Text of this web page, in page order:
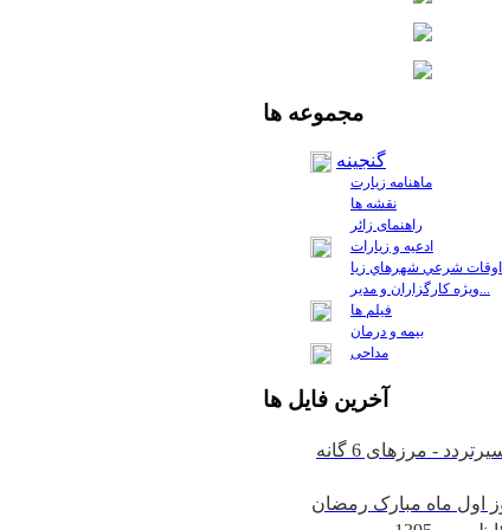
مجموعه ها
گنجینه
ماهنامه زیارت
نقشه ها
راهنمای زائر
ادعیه و زیارات
ويژه كارگزاران و مدير...
فيلم ها
بیمه و درمان
مداحی
آخرين فايل ها